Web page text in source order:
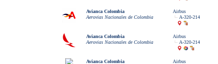
Avianca Colombia
Aerovias Nacionales de Colombia
Airbus
A-320-214
Avianca Colombia
Aerovias Nacionales de Colombia
Airbus
A-320-214
Avianca Colombia
Airbus